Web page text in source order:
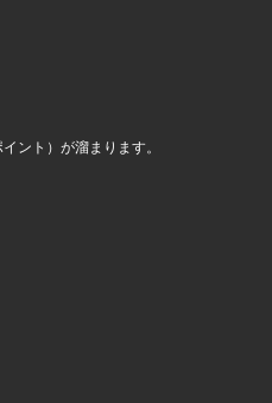
ント）が溜まります。